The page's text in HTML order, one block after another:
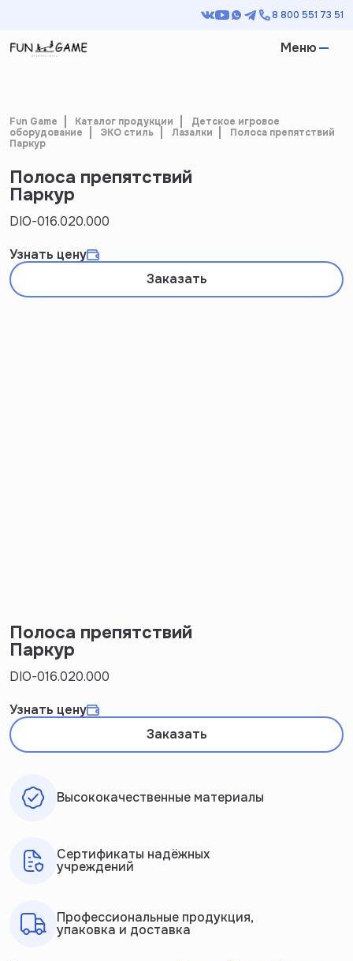
8 800 551 73 51
Меню
Fun Game Каталог продукции
Детское игровое
оборудование
ЭКО стиль Лазалки
Полоса препятствий
Паркур
Полоса препятствий
Паркур
DIO-016.020.000
Узнать цену
Заказать
Полоса препятствий
Паркур
DIO-016.020.000
Узнать цену
Заказать
Высококачественные материалы
Сертификаты надёжных
учреждений
Профессиональные продукция,
упаковка и доставка